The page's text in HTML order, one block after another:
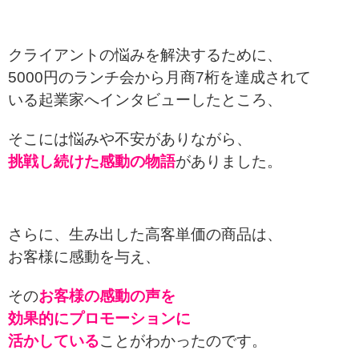
クライアントの悩みを解決するために、
5000円のランチ会から月商7桁を達成されて
いる起業家へインタビューしたところ、
そこには悩みや不安がありながら、
挑戦し続けた感動の物語がありました。
さらに、生み出した高客単価の商品は、
お客様に感動を与え、
そのお客様の感動の声を
効果的にプロモーションに
活かしていることがわかったのです。